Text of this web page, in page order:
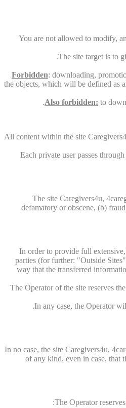
You are not allowed to modify,
The site target is to
Forbidden: downloading,
the objects, which will be defined as
Also forbidden: to
All content within the site
Each private user passes
The site Caregivers4u,
defamatory or obscene, (b)
In order to provide full
parties (for further: "Outside
way that the transferred
The Operator of the site reserves
In any case, the Operator
In no case, the site Caregivers4u,
of any kind, even in case, that
The Operator